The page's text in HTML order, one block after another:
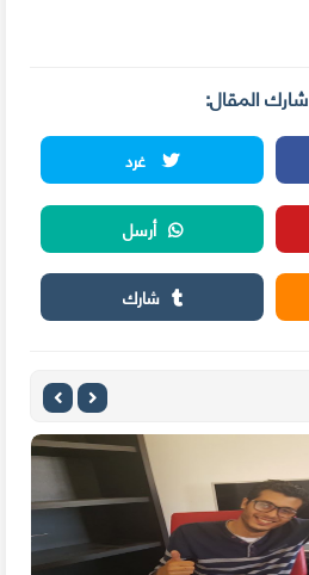
شارك المقال:
غرد
أرسل
شارك